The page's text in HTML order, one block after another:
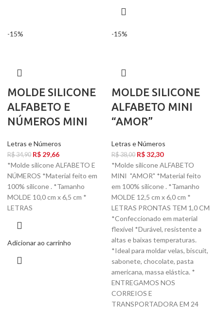
-15%
MOLDE SILICONE
ALFABETO E
NÚMEROS MINI
Letras e Números
R$34,90 R$ 29,66
*Molde silicone ALFABETO E
NÚMEROS *Material feito em
100% silicone . *Tamanho
MOLDE 10,0 cm x 6,5 cm *
LETRAS
Adicionar ao carrinho
-15%
MOLDE SILICONE
ALFABETO MINI
“AMOR”
Letras e Números
R$38,00 R$32,30
*Molde silicone ALFABETO
MINI "AMOR" *Material feito
em 100% silicone . *Tamanho
MOLDE 12,5 cm x 6,0 cm *
LETRAS PRONTAS TEM 1,0 CM
*Confeccionado em material
flexível *Durável, resistente a
altas e baixas temperaturas.
*Ideal para moldar velas, biscuit,
sabonete, chocolate, pasta
americana, massa elástica. *
ENTREGAMOS NOS
CORREIOS E
TRANSPORTADORA EM 24